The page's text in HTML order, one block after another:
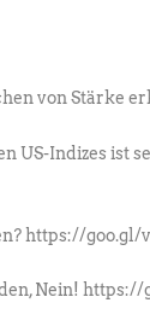
von Stärke
US-Indizes ist
https://goo.gl/
Nein! https://